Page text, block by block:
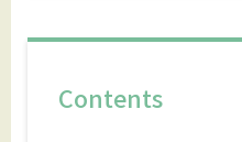
Contents